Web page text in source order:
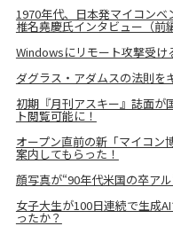
1970年代、日本発マイコン
椎名堯慶氏インタビュー（前編
Windowsにリモート攻撃受
ダグラス・アダムスの法則を
初期『月刊アスキー』誌面が
ト閲覧可能に！
オープン直前の新「マイコン
案内してもらった！
顔写真が“90年代米国の卒アル
女子大生が100日連続で生成
ったか？